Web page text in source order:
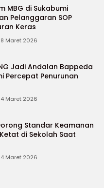
MBG di Sukabumi
Pelanggaran SOP
Keras
8 Maret 2026
Jadi Andalan Bappeda
Percepat Penurunan
4 Maret 2026
Standar Keamanan
di Sekolah Saat
4 Maret 2026